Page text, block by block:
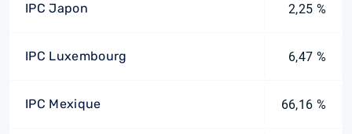
IPC Japon 2,25 %
IPC Luxembourg 6,47 %
IPC Mexique 66,16 %